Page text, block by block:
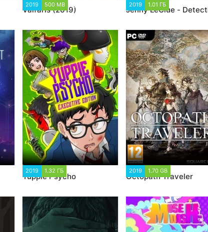
2019 500 MB
Valfaris (2019)
2019 1.01 ГБ
Jenny LeClue -
2019 1.32 ГБ
Yuppie Psycho
2019 1.70 GB
Octopath Traveler